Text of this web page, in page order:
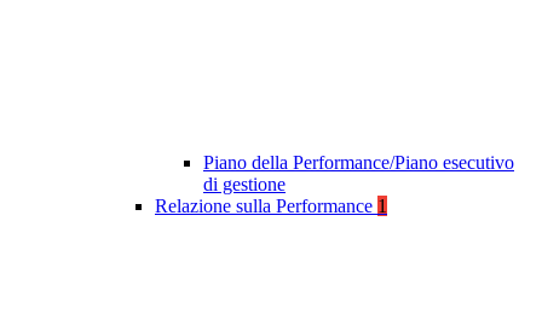
Piano della Performance/Piano esecutivo
di gestione
Relazione sulla Performance 1